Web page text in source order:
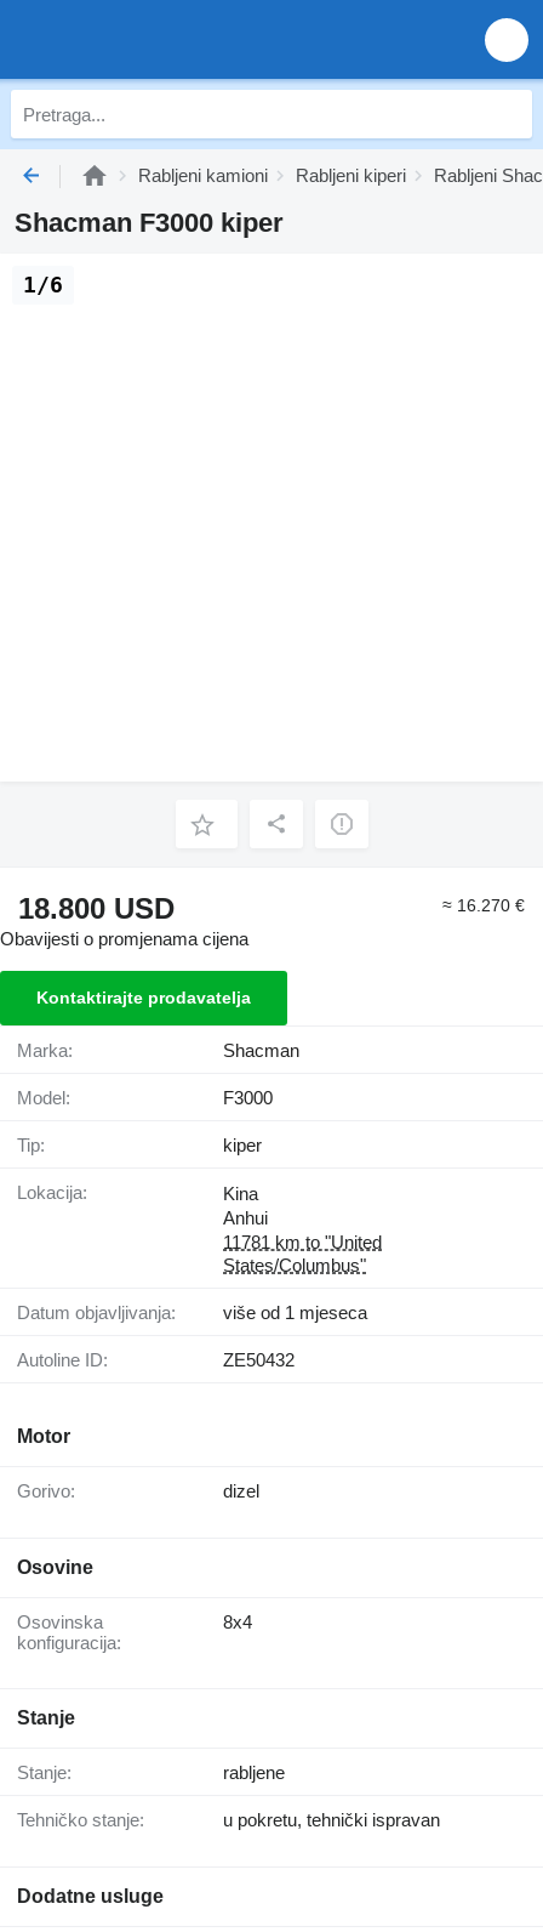
Rabljeni kamioni Rabljeni kiperi Rabljeni
Shacman F3000 kiper
1/6
18.800 USD ≈ 16.270 €
Obavijesti o promjenama cijena
Kontaktirajte prodavatelja
Marka: Shacman
Model: F3000
Tip: kiper
Lokacija:
Kina
Anhui
11781 km to "United
States/Columbus"
Datum objavljivanja: više od 1 mjeseca
Autoline ID: ZE50432
Motor
Gorivo: dizel
Osovine
Osovinska
konfiguracija:
8x4
Stanje
Stanje: rabljene
Tehničko stanje: u pokretu, tehnički ispravan
Dodatne usluge